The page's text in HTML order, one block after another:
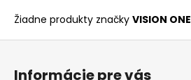
Žiadne produkty značky VISION ONE
t
r
b
Z
Informácie pre vás